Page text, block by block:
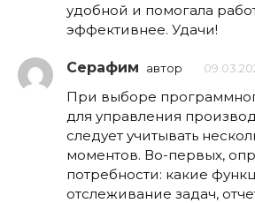
удобной и помогала
эффективнее. Удачи!
Серафим автор
При выборе
для управления
следует учитывать
моментов. Во-первых,
потребности: какие
отслеживание задач,